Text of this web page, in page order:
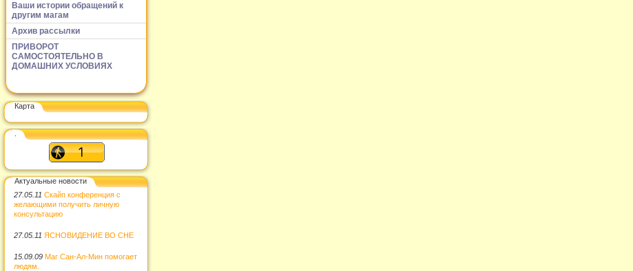
Ваши истории обращений к
другим магам
Архив рассылки
ПРИВОРОТ
САМОСТОЯТЕЛЬНО В
ДОМАШНИХ УСЛОВИЯХ
Карта
Актуальные новости
27.05.11 Скайп конференция с
желающими получить личную
консультацию
27.05.11 ЯСНОВИДЕНИЕ ВО СНЕ
15.09.09 Маг Сан-Ал-Мин помогает
людям.